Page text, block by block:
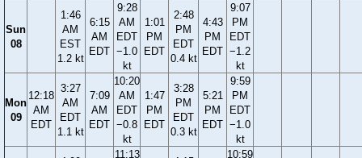
Sun
08
1:46
AM
EST
1.2 kt
6:15
AM
EDT
9:28
AM
EDT
−1.0
kt
1:01
PM
EDT
2:48
PM
EDT
0.4 kt
4:43
PM
EDT
9:07
PM
EDT
−1.2
kt
Mon
09
12:18
AM
EDT
3:27
AM
EDT
1.1 kt
7:09
AM
EDT
10:20
AM
EDT
−0.8
kt
1:47
PM
EDT
3:28
PM
EDT
0.3 kt
5:21
PM
EDT
9:59
PM
EDT
−1.0
kt
11:13
10:59